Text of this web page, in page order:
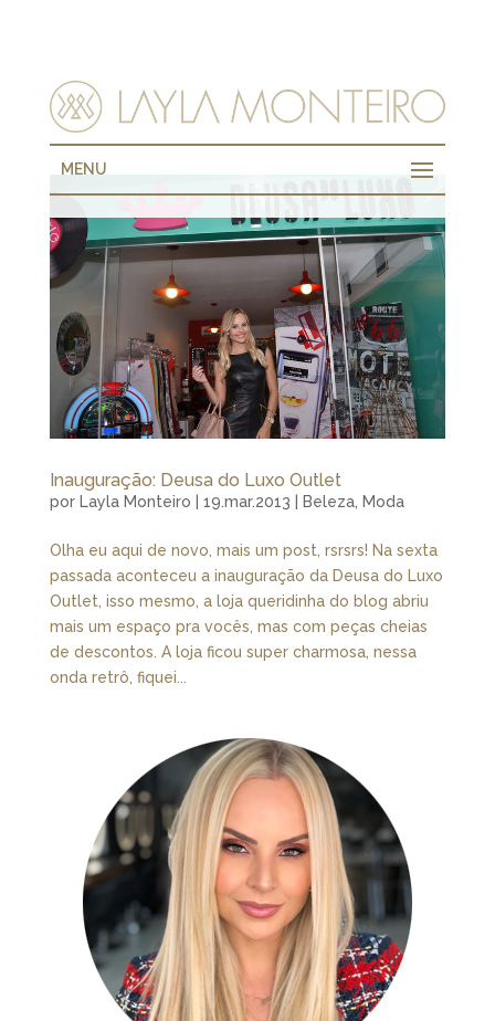
MENU
Inauguração: Deusa do Luxo Outlet
por Layla Monteiro 19.mar.2013 Beleza, Moda
Olha eu aqui de novo, mais um post, rsrsrs! Na sexta
passada aconteceu a inauguração da Deusa do Luxo
Outlet, isso mesmo, a loja queridinha do blog abriu
mais um espaço pra vocês, mas com peças cheias
de descontos. A loja ficou super charmosa, nessa
onda retrô, fiquei...